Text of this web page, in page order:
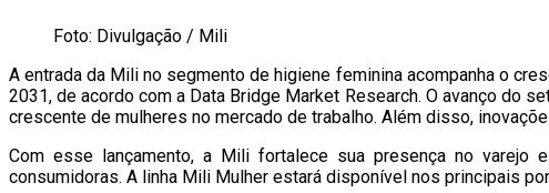
Foto: Divulgação / Mili
A entrada da Mili no segmento de higiene feminina acompanha o
2031, de acordo com a Data Bridge Market Research. O avanço do
crescente de mulheres no mercado de trabalho. Além disso,
Com esse lançamento, a Mili fortalece sua presença no varejo
consumidoras. A linha Mili Mulher estará disponível nos principais